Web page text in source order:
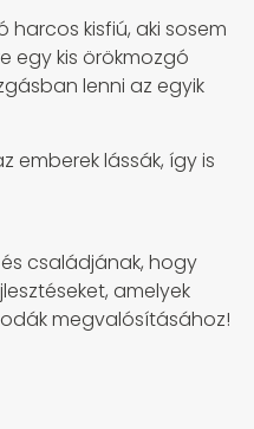
kisfiú, aki sosem
egy kis örökmozgó
lenni az egyik
emberek lássák, így is
családjának, hogy
amelyek
megvalósításához!